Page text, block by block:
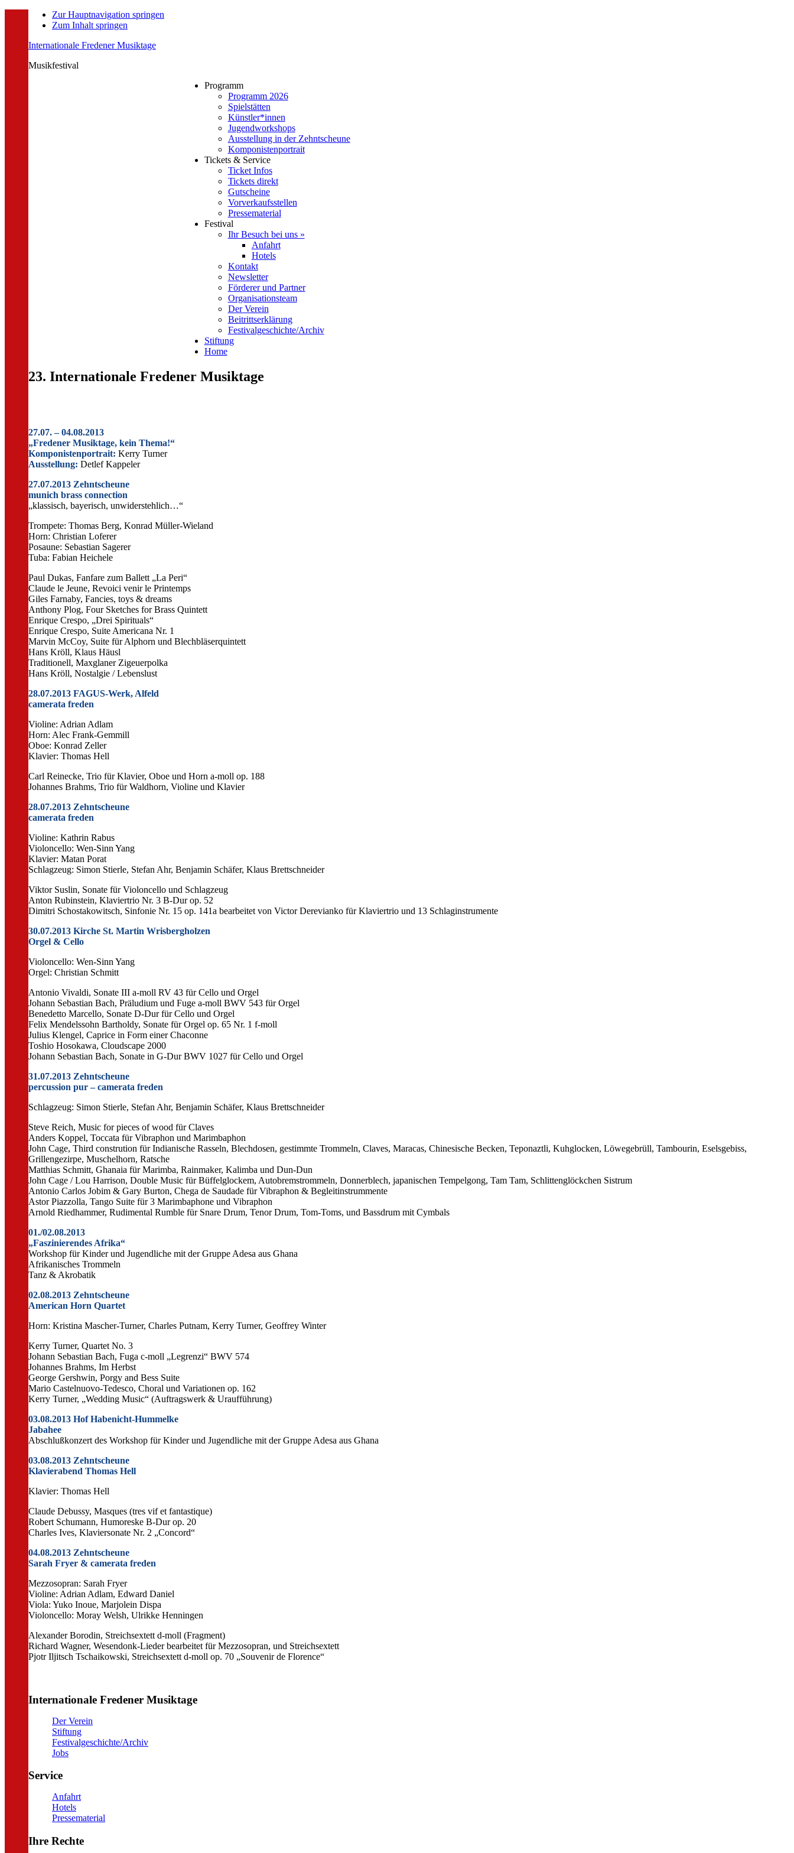
Zur Hauptnavigation springen
Zum Inhalt springen
Internationale Fredener Musiktage
Musikfestival
Programm
Programm 2026
Spielstätten
Künstler*innen
Jugendworkshops
Ausstellung in der Zehntscheune
Komponistenportrait
Tickets & Service
Ticket Infos
Tickets direkt
Gutscheine
Vorverkaufsstellen
Pressematerial
Festival
Ihr Besuch bei uns »
Anfahrt
Hotels
Kontakt
Newsletter
Förderer und Partner
Organisationsteam
Der Verein
Beitrittserklärung
Festivalgeschichte/Archiv
Stiftung
Home
23. Internationale Fredener Musiktage
27.07. – 04.08.2013
„Fredener Musiktage, kein Thema!“
Komponistenportrait: Kerry Turner
Ausstellung: Detlef Kappeler
27.07.2013 Zehntscheune
munich brass connection
„klassisch, bayerisch, unwiderstehlich…“
Trompete: Thomas Berg, Konrad Müller-Wieland
Horn: Christian Loferer
Posaune: Sebastian Sagerer
Tuba: Fabian Heichele
Paul Dukas, Fanfare zum Ballett „La Peri“
Claude le Jeune, Revoici venir le Printemps
Giles Farnaby, Fancies, toys & dreams
Anthony Plog, Four Sketches for Brass Quintett
Enrique Crespo, „Drei Spirituals“
Enrique Crespo, Suite Americana Nr. 1
Marvin McCoy, Suite für Alphorn und Blechbläserquintett
Hans Kröll, Klaus Häusl
Traditionell, Maxglaner Zigeuerpolka
Hans Kröll, Nostalgie / Lebenslust
28.07.2013 FAGUS-Werk, Alfeld
camerata freden
Violine: Adrian Adlam
Horn: Alec Frank-Gemmill
Oboe: Konrad Zeller
Klavier: Thomas Hell
Carl Reinecke, Trio für Klavier, Oboe und Horn a-moll op. 188
Johannes Brahms, Trio für Waldhorn, Violine und Klavier
28.07.2013 Zehntscheune
camerata freden
Violine: Kathrin Rabus
Violoncello: Wen-Sinn Yang
Klavier: Matan Porat
Schlagzeug: Simon Stierle, Stefan Ahr, Benjamin Schäfer, Klaus Brettschneider
Viktor Suslin, Sonate für Violoncello und Schlagzeug
Anton Rubinstein, Klaviertrio Nr. 3 B-Dur op. 52
Dimitri Schostakowitsch, Sinfonie Nr. 15 op. 141a bearbeitet von Victor Derevianko für Klaviertrio und 13 Schlaginstrumente
30.07.2013 Kirche St. Martin Wrisbergholzen
Orgel & Cello
Violoncello: Wen-Sinn Yang
Orgel: Christian Schmitt
Antonio Vivaldi, Sonate III a-moll RV 43 für Cello und Orgel
Johann Sebastian Bach, Präludium und Fuge a-moll BWV 543 für Orgel
Benedetto Marcello, Sonate D-Dur für Cello und Orgel
Felix Mendelssohn Bartholdy, Sonate für Orgel op. 65 Nr. 1 f-moll
Julius Klengel, Caprice in Form einer Chaconne
Toshio Hosokawa, Cloudscape 2000
Johann Sebastian Bach, Sonate in G-Dur BWV 1027 für Cello und Orgel
31.07.2013 Zehntscheune
percussion pur – camerata freden
Schlagzeug: Simon Stierle, Stefan Ahr, Benjamin Schäfer, Klaus Brettschneider
Steve Reich, Music for pieces of wood für Claves
Anders Koppel, Toccata für Vibraphon und Marimbaphon
John Cage, Third constrution für Indianische Rasseln, Blechdosen, gestimmte Trommeln, Claves, Maracas, Chinesische Becken, Teponaztli, Kuhglocken, Löwegebrüll, Tambourin, Eselsgebiss,
Grillengezirpe, Muschelhorn, Ratsche
Matthias Schmitt, Ghanaia für Marimba, Rainmaker, Kalimba und Dun-Dun
John Cage / Lou Harrison, Double Music für Büffelglockem, Autobremstrommeln, Donnerblech, japanischen Tempelgong, Tam Tam, Schlittenglöckchen Sistrum
Antonio Carlos Jobim & Gary Burton, Chega de Saudade für Vibraphon & Begleitinstrummente
Astor Piazzolla, Tango Suite für 3 Marimbaphone und Vibraphon
Arnold Riedhammer, Rudimental Rumble für Snare Drum, Tenor Drum, Tom-Toms, und Bassdrum mit Cymbals
01./02.08.2013
„Faszinierendes Afrika“
Workshop für Kinder und Jugendliche mit der Gruppe Adesa aus Ghana
Afrikanisches Trommeln
Tanz & Akrobatik
02.08.2013 Zehntscheune
American Horn Quartet
Horn: Kristina Mascher-Turner, Charles Putnam, Kerry Turner, Geoffrey Winter
Kerry Turner, Quartet No. 3
Johann Sebastian Bach, Fuga c-moll „Legrenzi“ BWV 574
Johannes Brahms, Im Herbst
George Gershwin, Porgy and Bess Suite
Mario Castelnuovo-Tedesco, Choral und Variationen op. 162
Kerry Turner, „Wedding Music“ (Auftragswerk & Uraufführung)
03.08.2013 Hof Habenicht-Hummelke
Jabahee
Abschlußkonzert des Workshop für Kinder und Jugendliche mit der Gruppe Adesa aus Ghana
03.08.2013 Zehntscheune
Klavierabend Thomas Hell
Klavier: Thomas Hell
Claude Debussy, Masques (tres vif et fantastique)
Robert Schumann, Humoreske B-Dur op. 20
Charles Ives, Klaviersonate Nr. 2 „Concord“
04.08.2013 Zehntscheune
Sarah Fryer & camerata freden
Mezzosopran: Sarah Fryer
Violine: Adrian Adlam, Edward Daniel
Viola: Yuko Inoue, Marjolein Dispa
Violoncello: Moray Welsh, Ulrikke Henningen
Alexander Borodin, Streichsextett d-moll (Fragment)
Richard Wagner, Wesendonk-Lieder bearbeitet für Mezzosopran, und Streichsextett
Pjotr Iljitsch Tschaikowski, Streichsextett d-moll op. 70 „Souvenir de Florence“
Internationale Fredener Musiktage
Der Verein
Stiftung
Festivalgeschichte/Archiv
Jobs
Service
Anfahrt
Hotels
Pressematerial
Ihre Rechte